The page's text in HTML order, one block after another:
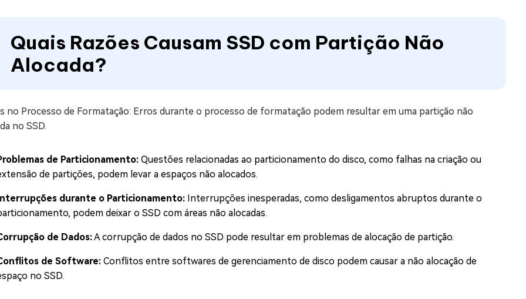
Quais Razões Causam SSD com Partição Não
Alocada?
no Processo de Formatação: Erros durante o processo de formatação podem resultar em uma partição não
no SSD.
de Particionamento: Questões relacionadas ao particionamento do disco, como falhas na criação ou
de partições, podem levar a espaços não alocados.
durante o Particionamento: Interrupções inesperadas, como desligamentos abruptos durante o
podem deixar o SSD com áreas não alocadas.
de Dados:A corrupção de dados no SSD pode resultar em problemas de alocação de partição.
de Software: Conflitos entre softwares de gerenciamento de disco podem causar a não alocação de
no SSD.